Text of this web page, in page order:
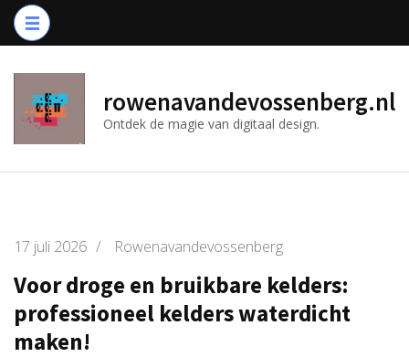
Ga
naar
(druk
Enter)
rowenavandevossenberg.nl
Ontdek de magie van digitaal design.
17 juli 2026 / Rowenavandevossenberg
Voor droge en bruikbare kelders:
professioneel kelders waterdicht
maken!